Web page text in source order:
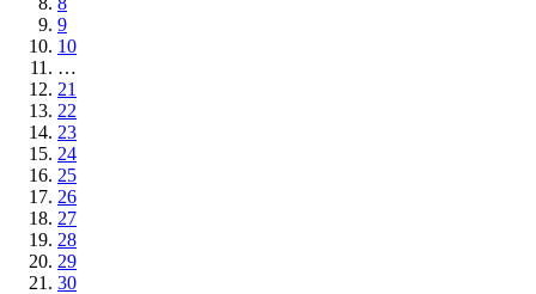
9
10
…
21
22
23
24
25
26
27
28
29
30